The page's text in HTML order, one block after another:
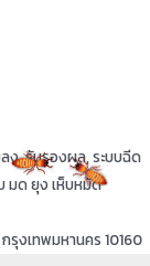
ง, รับรองผล, ระบบฉีด
มด ยุง เห็บหมัด
รุงเทพมหานคร 10160